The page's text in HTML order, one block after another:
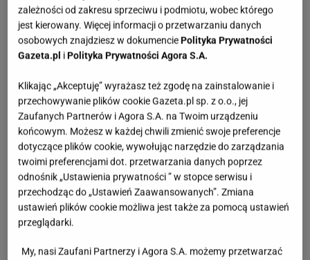
zależności od zakresu sprzeciwu i podmiotu, wobec którego
jest kierowany. Więcej informacji o przetwarzaniu danych
osobowych znajdziesz w dokumenciePolityka Prywatności
Gazeta.pl iPolityka Prywatności Agora S.A.
Klikając „Akceptuję” wyrażasz też zgodę na zainstalowanie i
przechowywanie plików cookie Gazeta.pl sp. z o.o., jej
Zaufanych Partnerów i Agora S.A. na Twoim urządzeniu
końcowym. Możesz w każdej chwili zmienić swoje preferencje
dotyczące plików cookie, wywołując narzędzie do zarządzania
twoimi preferencjami dot. przetwarzania danych poprzez
odnośnik „Ustawienia prywatności ” w stopce serwisu i
przechodząc do „Ustawień Zaawansowanych”. Zmiana
ustawień plików cookie możliwa jest także za pomocą ustawień
przeglądarki.
My, nasi Zaufani Partnerzy i Agora S.A. możemy przetwarzać